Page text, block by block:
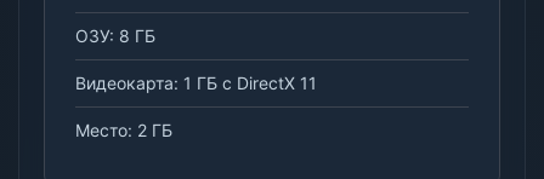
ОЗУ: 8 ГБ
Видеокарта: 1 ГБ с DirectX 11
Место: 2 ГБ